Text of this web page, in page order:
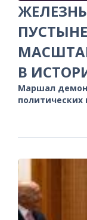
В
Маршал
политических